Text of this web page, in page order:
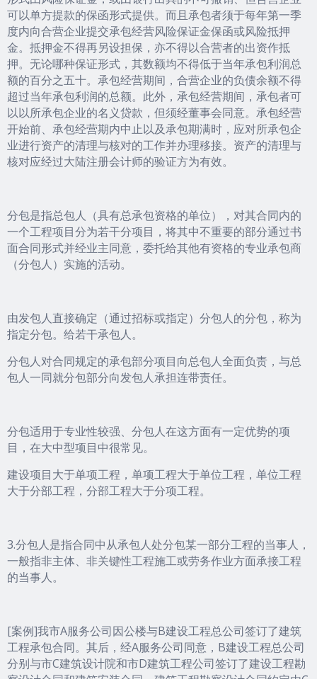
可以单方提款的保函形式提供。而且承包者须于每年第一季
度内向合营企业提交承包经营风险保证金保函或风险抵押
金。抵押金不得再另设担保，亦不得以合营者的出资作抵
押。无论哪种保证形式，其数额均不得低于当年承包利润总
额的百分之五十。承包经营期间，合营企业的负债余额不得
超过当年承包利润的总额。此外，承包经营期间，承包者可
以以所承包企业的名义贷款，但须经董事会同意。承包经营
开始前、承包经营期内中止以及承包期满时，应对所承包企
业进行资产的清理与核对的工作并办理移接。资产的清理与
核对应经过大陆注册会计师的验证方为有效。
分包是指总包人（具有总承包资格的单位），对其合同内的
一个工程项目分为若干分项目，将其中不重要的部分通过书
面合同形式并经业主同意，委托给其他有资格的专业承包商
（分包人）实施的活动。
由发包人直接确定（通过招标或指定）分包人的分包，称为
指定分包。给若干承包人。
分包人对合同规定的承包部分项目向总包人全面负责，与总
包人一同就分包部分向发包人承担连带责任。
分包适用于专业性较强、分包人在这方面有一定优势的项
目，在大中型项目中很常见。
建设项目大于单项工程，单项工程大于单位工程，单位工程
大于分部工程，分部工程大于分项工程。
3.分包人是指合同中从承包人处分包某一部分工程的当事人，
一般指非主体、非关键性工程施工或劳务作业方面承接工程
的当事人。
[案例]我市A服务公司因公楼与B建设工程总公司签订了建筑
工程承包合同。其后，经A服务公司同意，B建设工程总公司
分别与市C建筑设计院和市D建筑工程公司签订了建设工程勘